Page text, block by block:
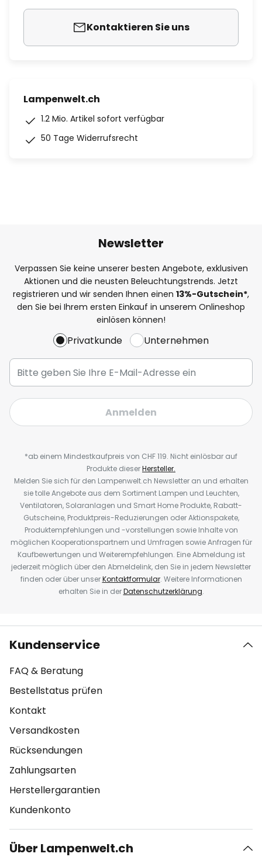
Kontaktieren Sie uns
Lampenwelt.ch
1.2 Mio. Artikel sofort verfügbar
50 Tage Widerrufsrecht
Newsletter
Verpassen Sie keine unserer besten Angebote, exklusiven
Aktionen und die neusten Beleuchtungstrends. Jetzt
registrieren und wir senden Ihnen einen 13%-Gutschein*,
den Sie bei Ihrem ersten Einkauf in unserem Onlineshop
einlösen können!
Privatkunde Unternehmen
Anmelden
*ab einem Mindestkaufpreis von CHF 119. Nicht einlösbar auf
Produkte dieserHersteller.
Melden Sie sich für den Lampenwelt.ch Newsletter an und erhalten
sie tolle Angebote aus dem Sortiment Lampen und Leuchten,
Ventilatoren, Solaranlagen und Smart Home Produkte, Rabatt-
Gutscheine, Produktpreis-Reduzierungen oder Aktionspakete,
Produktempfehlungen und -vorstellungen sowie Inhalte von
möglichen Kooperationspartnern und Umfragen sowie Anfragen für
Kaufbewertungen und Weiterempfehlungen. Eine Abmeldung ist
jederzeit möglich über den Abmeldelink, den Sie in jedem Newsletter
finden oder über unserKontaktformular. Weitere Informationen
erhalten Sie in derDatenschutzerklärung.
Kundenservice
FAQ & Beratung
Bestellstatus prüfen
Kontakt
Versandkosten
Rücksendungen
Zahlungsarten
Herstellergarantien
Kundenkonto
Über Lampenwelt.ch